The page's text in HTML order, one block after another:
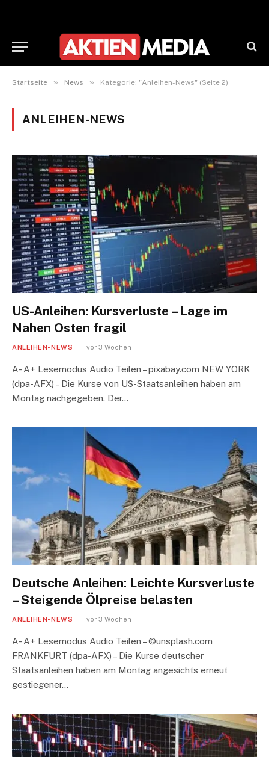
Startseite » News » Kategorie: "Anleihen-News" (Seite 2)
ANLEIHEN-NEWS
US-Anleihen: Kursverluste – Lage im
Nahen Osten fragil
ANLEIHEN-NEWS vor 3 Wochen
A- A+ Lesemodus Audio Teilen – pixabay.com NEW YORK
(dpa-AFX) – Die Kurse von US-Staatsanleihen haben am
Montag nachgegeben. Der…
Deutsche Anleihen: Leichte Kursverluste
– Steigende Ölpreise belasten
ANLEIHEN-NEWS vor 3 Wochen
A- A+ Lesemodus Audio Teilen – ©unsplash.com
FRANKFURT (dpa-AFX) – Die Kurse deutscher
Staatsanleihen haben am Montag angesichts erneut
gestiegener…